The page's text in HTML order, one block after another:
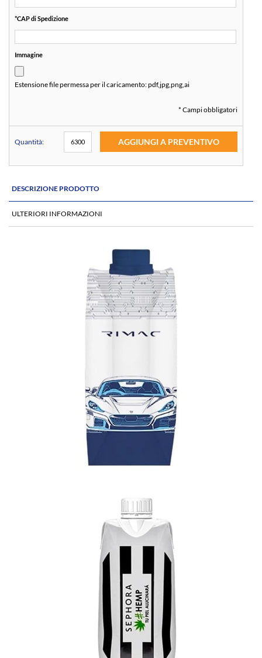
*CAP di Spedizione
Immagine
Estensione file permessa per il caricamento:pdf,jpg,png,ai
* Campi obbligatori
Quantità: AGGIUNGI A PREVENTIVO
DESCRIZIONE PRODOTTO
ULTERIORI INFORMAZIONI